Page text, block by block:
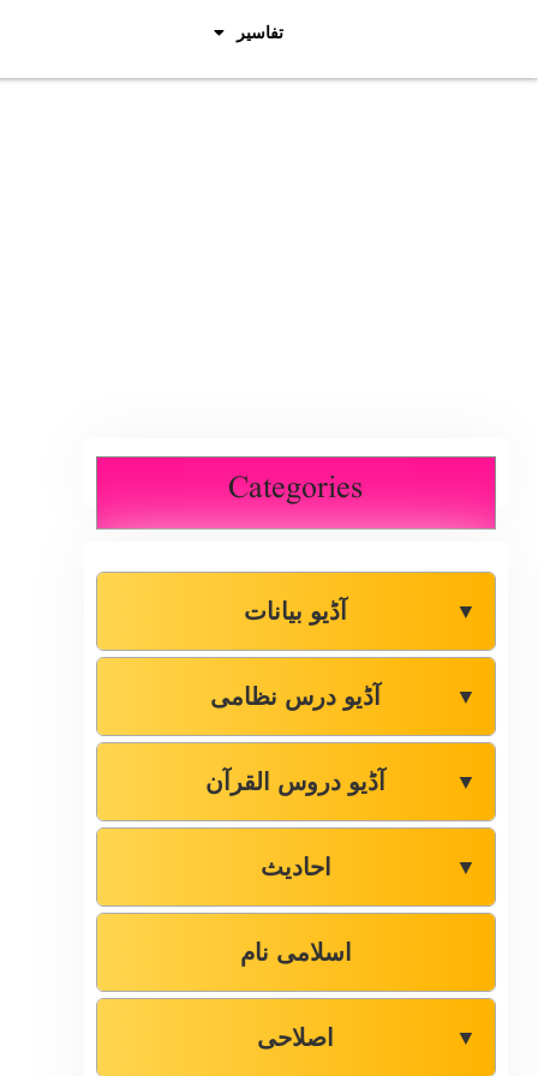
تفاسیر
Categories
آڈیو بیانات ▼
آڈیو درس نظامی ▼
آڈیو دروس القرآن ▼
احادیث ▼
اسلامی نام
اصلاحی ▼